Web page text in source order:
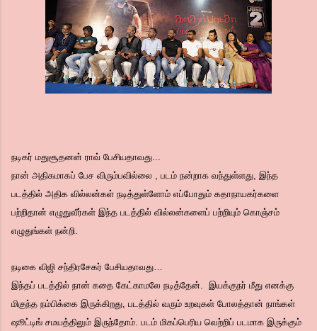
நடிகர் மதுசூதனன் ராவ் பேசியதாவது...
நான் அதிகமாகப் பேச விரும்பவில்லை , படம் நன்றாக வந்துள்ளது, இந்த
படத்தில் அதிக வில்லன்கள் நடித்துள்ளோம் எப்போதும் கதாநாயகர்களை
பற்றிதான் எழுதுவீர்கள் இந்த படத்தில் வில்லன்களைப் பற்றியும் கொஞ்சம்
எழுதுங்கள் நன்றி.
நடிகை விஜி சந்திரசேகர் பேசியதாவது…
இந்தப் படத்தில் நான் கதை கேட்காமலே நடித்தேன். இயக்குநர் மீது எனக்கு
மிகுந்த நம்பிக்கை இருக்கிறது, படத்தில் வரும் உறவுகள் போலத்தான் நாங்கள்
ஷூட்டிங் சமயத்திலும் இருந்தோம். படம் மிகப்பெரிய வெற்றிப் படமாக இருக்கும்